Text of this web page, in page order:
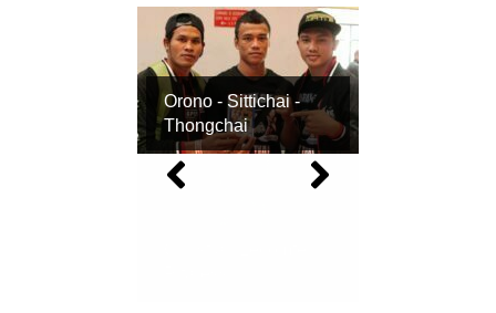
Orono - Sittichai -
Thongchai